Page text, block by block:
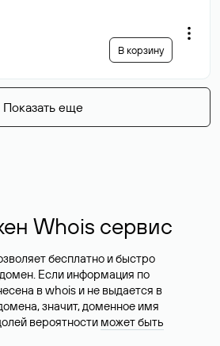
В корзину
Показать еще
Whois сервис
бесплатно и быстро
Если информация по
в whois и не выдается в
значит, доменное имя
вероятности может быть